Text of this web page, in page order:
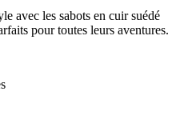
avec les sabots en cuir suédé
pour toutes leurs aventures.